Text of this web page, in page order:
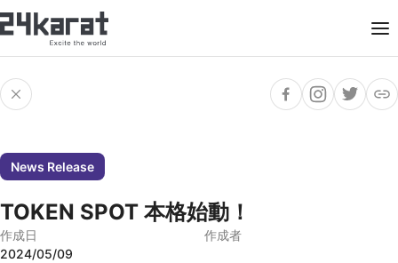
News Release
TOKEN SPOT 本格始動！
作成日
2024/05/09
作成者